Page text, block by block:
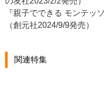
『親子でできる モンテッ
（創元社2024/9/9発売）
関連特集